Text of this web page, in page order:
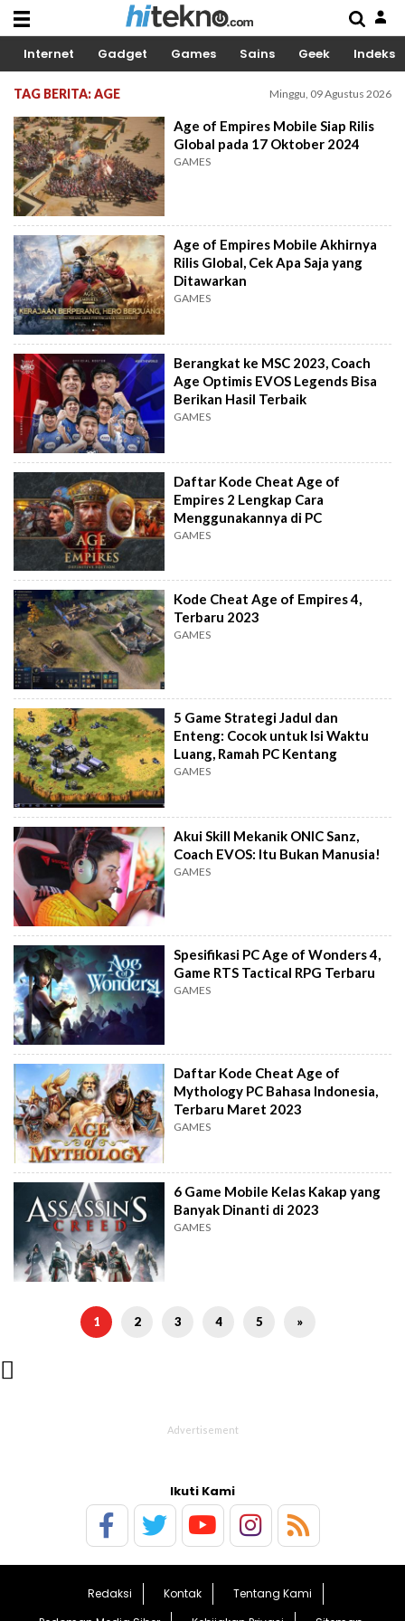
Internet Gadget Games Sains Geek Indeks
TAG BERITA: AGE Minggu, 09 Agustus 2026
Age of Empires Mobile Siap Rilis
Global pada 17 Oktober 2024
GAMES
Age of Empires Mobile Akhirnya
Rilis Global, Cek Apa Saja yang
Ditawarkan
GAMES
Berangkat ke MSC 2023, Coach
Age Optimis EVOS Legends Bisa
Berikan Hasil Terbaik
GAMES
Daftar Kode Cheat Age of
Empires 2 Lengkap Cara
Menggunakannya di PC
GAMES
Kode Cheat Age of Empires 4,
Terbaru 2023
GAMES
5 Game Strategi Jadul dan
Enteng: Cocok untuk Isi Waktu
Luang, Ramah PC Kentang
GAMES
Akui Skill Mekanik ONIC Sanz,
Coach EVOS: Itu Bukan Manusia!
GAMES
Spesifikasi PC Age of Wonders 4,
Game RTS Tactical RPG Terbaru
GAMES
Daftar Kode Cheat Age of
Mythology PC Bahasa Indonesia,
Terbaru Maret 2023
GAMES
6 Game Mobile Kelas Kakap yang
Banyak Dinanti di 2023
GAMES
1 2 3 4 5 »

Ikuti Kami
Redaksi Kontak
Tentang Kami